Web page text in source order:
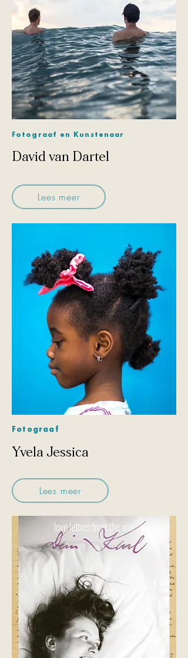
Fotograaf en Kunstenaar
David van Dartel
Lees meer
Fotograaf
Yvela Jessica
Lees meer